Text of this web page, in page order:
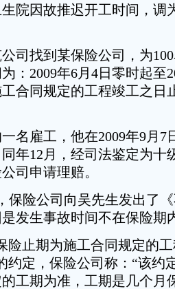
院因故推迟开工时间，调
司找到某保险公司，为
：2009年6月4日零时起至
合同规定的工程竣工之日
名雇工，他在2009年9月7
年12月，经司法鉴定为十
司申请理赔。
保险公司向吴先生发出了
发生事故时间不在保险期
止期为施工合同规定的
约定，保险公司称：“该约
工期为准，工期是几个月